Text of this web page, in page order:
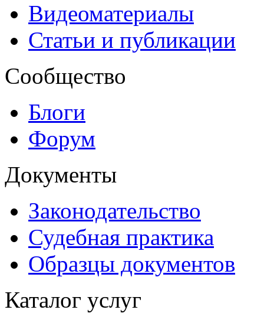
Видеоматериалы
Статьи и публикации
Сообщество
Блоги
Форум
Документы
Законодательство
Судебная практика
Образцы документов
Каталог услуг